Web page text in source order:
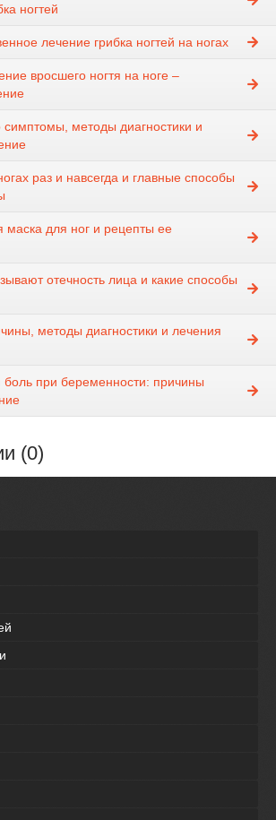
ногтей
лечение грибка ногтей на ногах
вросшего ногтя на ноге –
симптомы, методы диагностики и
раз и навсегда и главные способы
для ног и рецепты ее
отечность лица и какие способы
методы диагностики и лечения
боль при беременности: причины
(0)